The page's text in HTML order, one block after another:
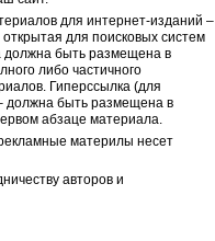
для интернет-изданий –
для поисковых систем
должна быть размещена в
либо частичного
Гиперссылка (для
должна быть размещена в
абзаце материала.
материлы несет
авторов и